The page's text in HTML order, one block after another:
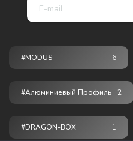
#MODUS 6
#Алюминиевый Профиль 2
#DRAGON-BOX 1